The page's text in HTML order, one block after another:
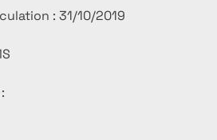
: 31/10/2019